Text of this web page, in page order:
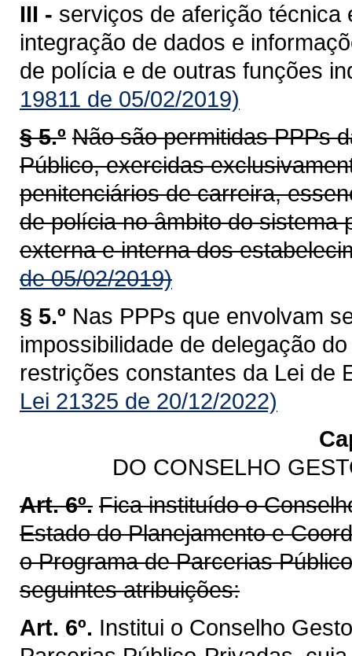
III - serviços de aferição técnica
integração de dados e
de polícia e de outras funções
19811 de 05/02/2019)
§ 5.º Não são permitidas PPPs
Público, exercidas
penitenciários de carreira,
de polícia no âmbito do sistema
externa e interna dos
de 05/02/2019)
§ 5.º Nas PPPs que envolvam
impossibilidade de delegação
restrições constantes da Lei de
Lei 21325 de 20/12/2022)
DO CONSELHO
Art. 6º. Fica instituído o
Estado do Planejamento e
o Programa de Parcerias
seguintes atribuições:
Art. 6º. Institui o Conselho